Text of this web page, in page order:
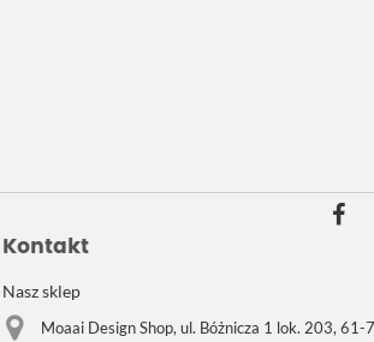
Kontakt
Nasz sklep
Moaai Design Shop, ul. Bóżnicza 1 lok. 203, 61-